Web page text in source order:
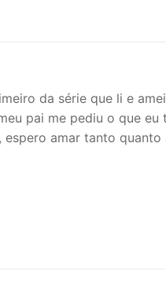
da série que li e
pai me pediu o que
amar tanto quanto